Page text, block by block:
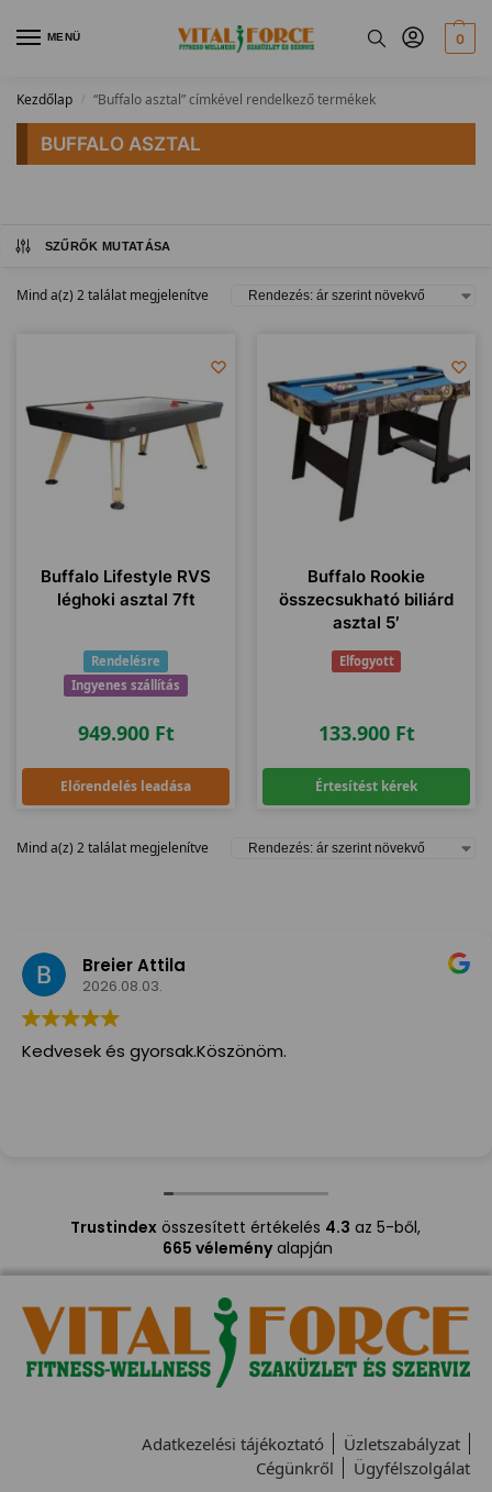
MENÜ 0
Kezdőlap / “Buffalo asztal” címkével rendelkező termékek
BUFFALO ASZTAL
SZŰRŐK MUTATÁSA
Mind a(z) 2 találat megjelenítve
Buffalo Lifestyle RVS
léghoki asztal 7ft
Rendelésre
Ingyenes szállítás
949.900 Ft
Előrendelés leadása
Buffalo Rookie
összecsukható biliárd
asztal 5′
Elfogyott
133.900 Ft
Értesítést kérek
Mind a(z) 2 találat megjelenítve
Breier Attila
2026.08.03.
Kedvesek és gyorsak.Köszönöm.
Trustindexösszesített értékelés 4.3 az 5-ből,
665 véleményalapján
Adatkezelési tájékoztató
Üzletszabályzat
Cégünkről
Ügyfélszolgálat